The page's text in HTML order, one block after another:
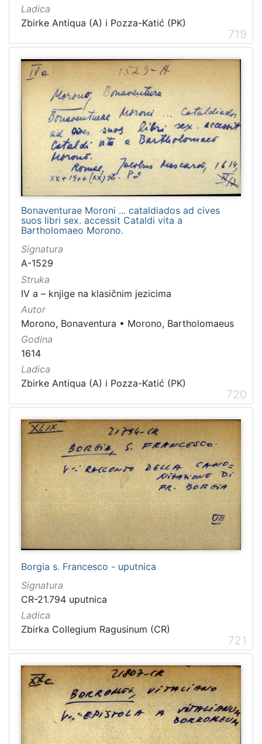
Ladica
Zbirke Antiqua (A) i Pozza-Katić (PK)
719
Bonaventurae Moroni ... cataldiados ad cives
suos libri sex. accessit Cataldi vita a
Bartholomaeo Morono.
Signatura
A-1529
Struka
IV a – knjige na klasičnim jezicima
Autor
Morono, Bonaventura • Morono, Bartholomaeus
Godina
1614
Ladica
Zbirke Antiqua (A) i Pozza-Katić (PK)
720
Borgia s. Francesco - uputnica
Signatura
CR-21.794 uputnica
Ladica
Zbirka Collegium Ragusinum (CR)
721